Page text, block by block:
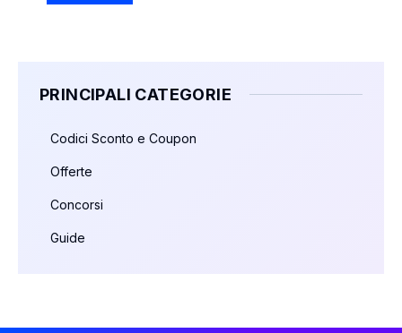
PRINCIPALI CATEGORIE
Codici Sconto e Coupon
Offerte
Concorsi
Guide